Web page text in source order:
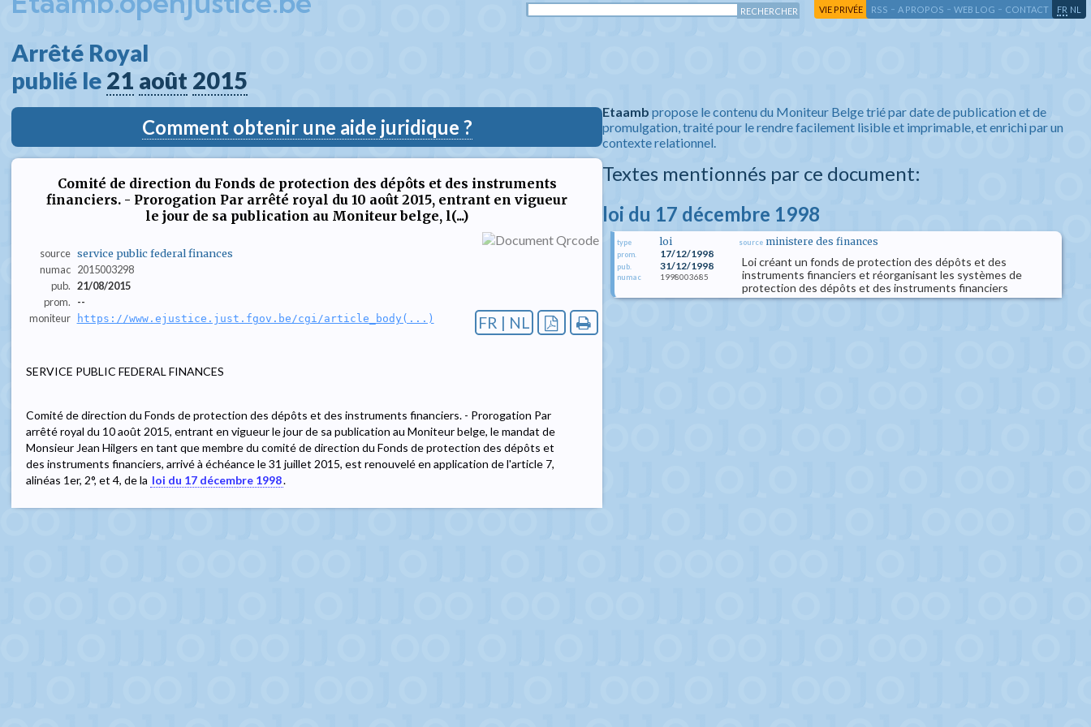
VIE PRIVÉE RSS - A PROPOS - WEB LOG - CONTACT FR NL
Arrêté Royal
publié le 21 août 2015
Comment obtenir une aide juridique ?
Comité de direction du Fonds de protection des dépôts et des instruments
financiers. - Prorogation Par arrêté royal du 10 août 2015, entrant en vigueur
le jour de sa publication au Moniteur belge, l(...)
source service public federal finances
numac 2015003298
pub. 21/08/2015
prom.
--
moniteur
https://www.ejustice.just.fgov.be/cgi/article_body(...) FR | NL
SERVICE PUBLIC FEDERAL FINANCES
Comité de direction du Fonds de protection des dépôts et des instruments financiers. - Prorogation Par
arrêté royal du 10 août 2015, entrant en vigueur le jour de sa publication au Moniteur belge, le mandat de
Monsieur Jean Hilgers en tant que membre du comité de direction du Fonds de protection des dépôts et
des instruments financiers, arrivé à échéance le 31 juillet 2015, est renouvelé en application de l'article 7,
alinéas 1er, 2°, et 4, de la loi du 17 décembre 1998.
Etaamb propose le contenu du Moniteur Belge trié par date de publication et de
promulgation, traité pour le rendre facilement lisible et imprimable, et enrichi par un
contexte relationnel.
Textes mentionnés par ce document:
loi du 17 décembre 1998
type loi
prom. 17/12/1998
pub. 31/12/1998
numac 1998003685
source ministere des finances
Loi créant un fonds de protection des dépôts et des
instruments financiers et réorganisant les systèmes de
protection des dépôts et des instruments financiers